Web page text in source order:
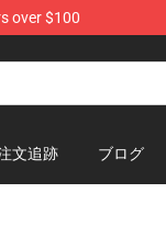
over $100
文追跡 ブログ